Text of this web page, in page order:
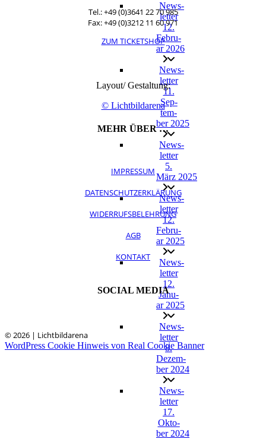
News­
let­ter
12.
Febru­
ar 2026
News­
let­ter
11.
Sep­
tem­
ber 2025
News­
let­ter
5.
März 2025
News­
let­ter
12.
Febru­
ar 2025
News­
let­ter
12.
Janu­
ar 2025
News­
let­ter
8.
Dezem­
ber 2024
News­
let­ter
17.
Okto­
ber 2024
Tel.: +49 (0)3641 22 70 985
Fax: +49 (0)3212 11 60 971
ZUM TICKETSHOP
Layout/ Gestaltung:
© Lichtbildarena
MEHR ÜBER …
IMPRESSUM
DATENSCHUTZERKLÄRUNG
WIDERRUFSBELEHRUNG
AGB
KONTAKT
SOCIAL MEDIA
© 2026 | Lichtbildarena
WordPress Cookie Hinweis von Real Cookie Banner